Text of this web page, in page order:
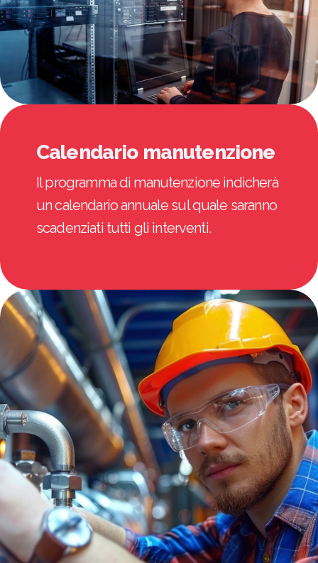
Calendario manutenzione
Il programma di manutenzione indicherà
un calendario annuale sul quale saranno
scadenziati tutti gli interventi.